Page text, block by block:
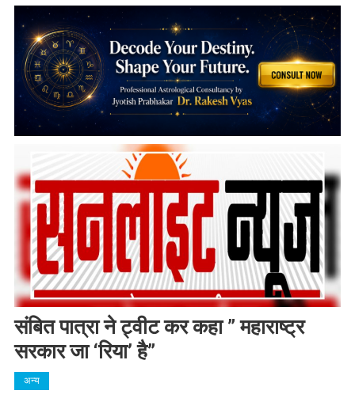
संबित पात्रा ने ट्वीट कर कहा ” महाराष्ट्र
सरकार जा ‘रिया’ है”
अन्य